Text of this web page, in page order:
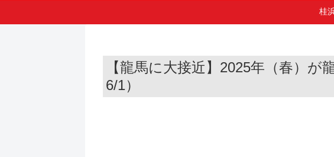
桂
【龍馬に大接近】2025年（春）
6/1）